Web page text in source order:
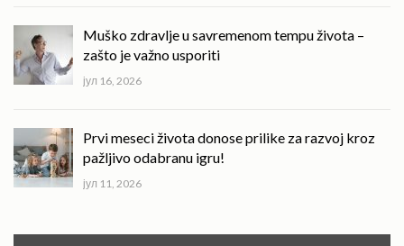
Muško zdravlje u savremenom tempu života –
zašto je važno usporiti
јул 16, 2026
Prvi meseci života donose prilike za razvoj kroz
pažljivo odabranu igru!
јул 11, 2026